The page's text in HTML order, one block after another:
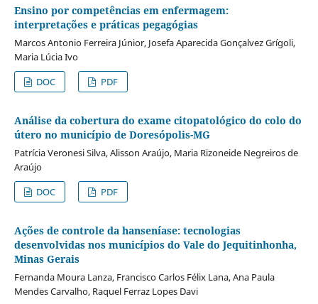
Ensino por competências em enfermagem:
interpretações e práticas pegagógias
Marcos Antonio Ferreira Júnior, Josefa Aparecida Gonçalvez Grígoli,
Maria Lúcia Ivo
DOC
PDF
Análise da cobertura do exame citopatológico do colo do
útero no município de Doresópolis-MG
Patrícia Veronesi Silva, Alisson Araújo, Maria Rizoneide Negreiros de
Araújo
DOC
PDF
Ações de controle da hanseníase: tecnologias
desenvolvidas nos municípios do Vale do Jequitinhonha,
Minas Gerais
Fernanda Moura Lanza, Francisco Carlos Félix Lana, Ana Paula
Mendes Carvalho, Raquel Ferraz Lopes Davi